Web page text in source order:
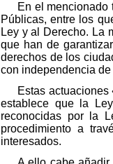
En el
Públicas, entre los
Ley y al Derecho. La
que han de
derechos de los
con independencia
Estas
establece que la
reconocidas por la
procedimiento a
interesados.